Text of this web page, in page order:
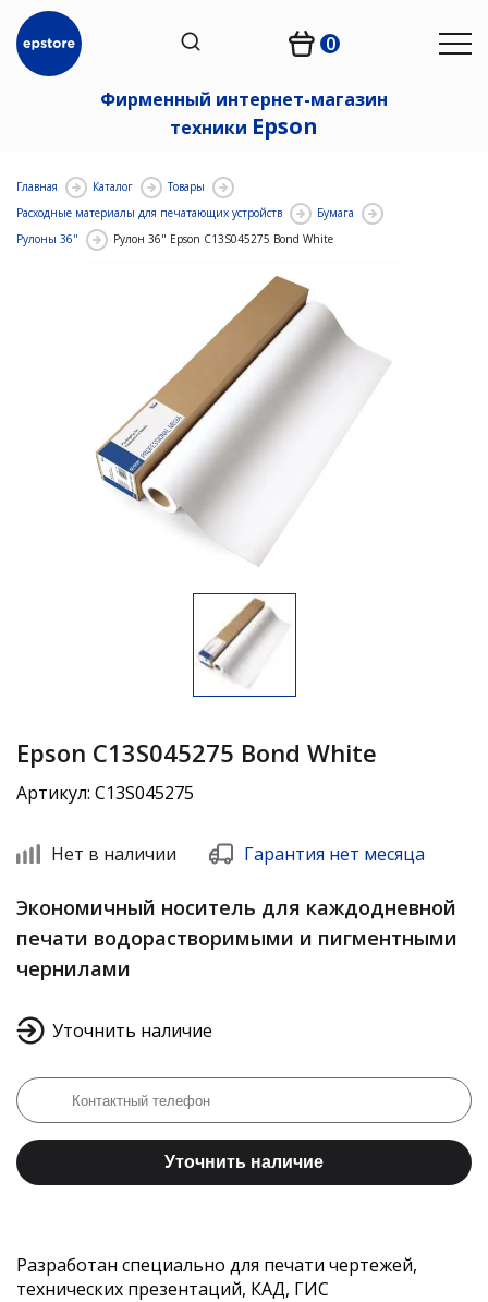
0
Фирменный интернет-магазин
техники Epson
Главная Каталог
Товары
Расходные материалы для печатающих устройств
Бумага
Рулоны 36"
Рулон 36" Epson C13S045275 Bond White
Epson C13S045275 Bond White
Артикул: C13S045275
Нет в наличии Гарантия нет месяца
Экономичный носитель для каждодневной
печати водорастворимыми и пигментными
чернилами
Уточнить наличие
Уточнить наличие
Разработан специально для печати чертежей,
технических презентаций, КАД, ГИС